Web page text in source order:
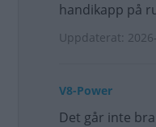
handikapp på
Uppdaterat:
V8-Power
Det går inte